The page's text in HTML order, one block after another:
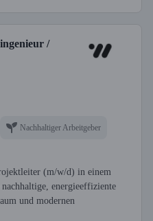
/
Nachhaltiger Arbeitgeber
(m/w/d) in einem
energieeffiziente
und modernen